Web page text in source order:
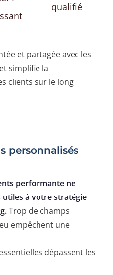
qualifié
et partagée avec les
simplifie la
clients sur le long
personnalisés
performante ne
à votre stratégie
Trop de champs
empêchent une
dépassent les